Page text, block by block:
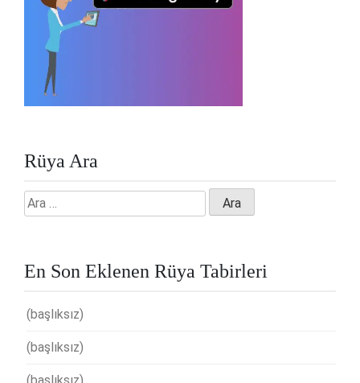
Rüya Ara
Arama:
En Son Eklenen Rüya Tabirleri
(başlıksız)
(başlıksız)